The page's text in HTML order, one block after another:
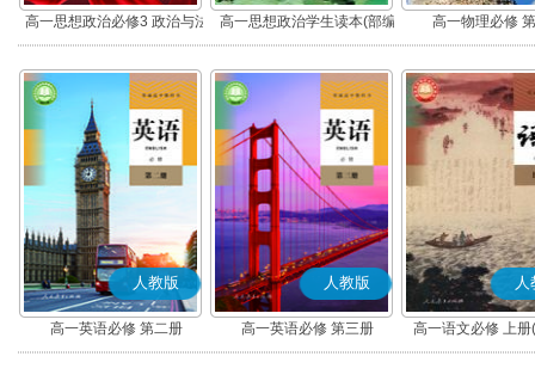
高一思想政治必修3 政治与法
治(部编版)
高一思想政治学生读本(部编
版)
高一物理必修
人教版
高一英语必修 第二册
人教版
高一英语必修 第三册
人
高一语文必修 上